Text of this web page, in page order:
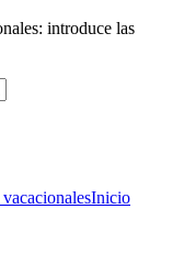
introduce las
Inicio